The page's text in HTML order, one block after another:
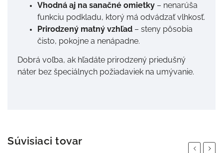
Vhodná aj na sanačné omietky – nenarúša
funkciu podkladu, ktorý má odvádzať vlhkosť.
Prirodzený matný vzhľad – steny pôsobia
čisto, pokojne a nenápadne.
Dobrá voľba, ak hľadáte prirodzený priedušný
náter bez špeciálnych požiadaviek na umývanie.
Súvisiaci tovar
Previous
Next